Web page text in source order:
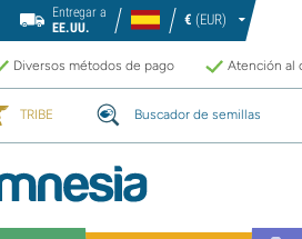
Entregar a
EE.UU.
€ (EUR)
Diversos métodos de pago Atención al
TRIBE Buscador de semillas